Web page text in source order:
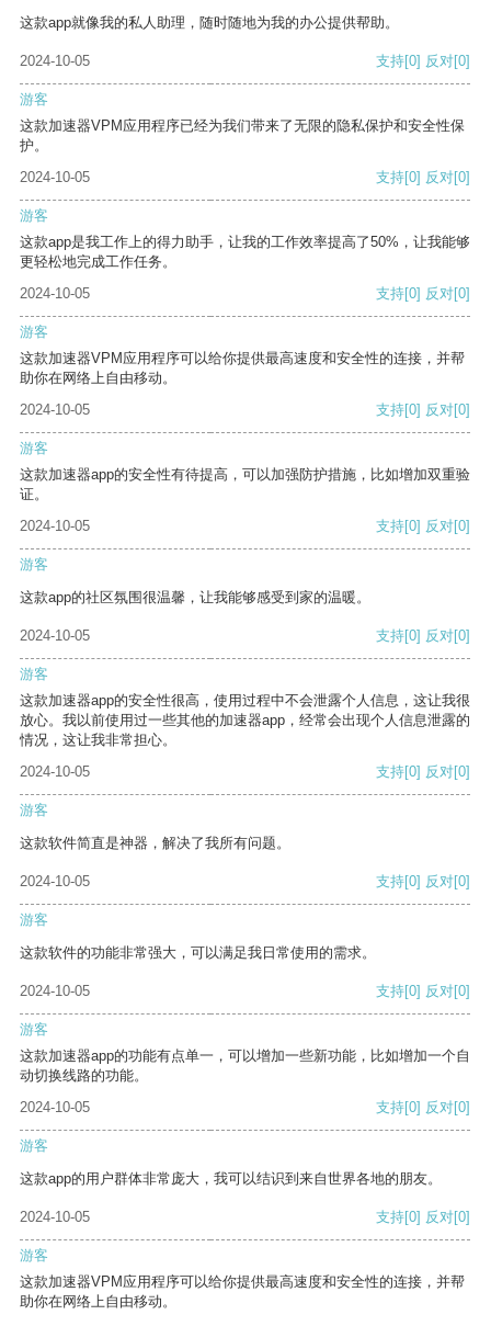
这款app就像我的私人助理，随时随地为我的办公提供帮助。
2024-10-05 支持[0] 反对[0]
游客
这款加速器VPM应用程序已经为我们带来了无限的隐私保护和安全性保
护。
2024-10-05
支持[0] 反对[0]
游客
这款app是我工作上的得力助手，让我的工作效率提高了50%，让我能够
更轻松地完成工作任务。
2024-10-05
支持[0] 反对[0]
游客
这款加速器VPM应用程序可以给你提供最高速度和安全性的连接，并帮
助你在网络上自由移动。
2024-10-05
支持[0] 反对[0]
游客
这款加速器app的安全性有待提高，可以加强防护措施，比如增加双重验
证。
2024-10-05
支持[0] 反对[0]
游客
这款app的社区氛围很温馨，让我能够感受到家的温暖。
2024-10-05 支持[0] 反对[0]
游客
这款加速器app的安全性很高，使用过程中不会泄露个人信息，这让我很
放心。我以前使用过一些其他的加速器app，经常会出现个人信息泄露的
情况，这让我非常担心。
2024-10-05
支持[0] 反对[0]
游客
这款软件简直是神器，解决了我所有问题。
2024-10-05 支持[0] 反对[0]
游客
这款软件的功能非常强大，可以满足我日常使用的需求。
2024-10-05 支持[0] 反对[0]
游客
这款加速器app的功能有点单一，可以增加一些新功能，比如增加一个自
动切换线路的功能。
2024-10-05
支持[0] 反对[0]
游客
这款app的用户群体非常庞大，我可以结识到来自世界各地的朋友。
2024-10-05 支持[0] 反对[0]
游客
这款加速器VPM应用程序可以给你提供最高速度和安全性的连接，并帮
助你在网络上自由移动。